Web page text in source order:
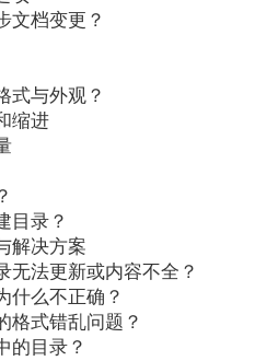
文档变更？
式与外观？
缩进
目录？
解决方案
无法更新或内容不全？
什么不正确？
格式错乱问题？
的目录？